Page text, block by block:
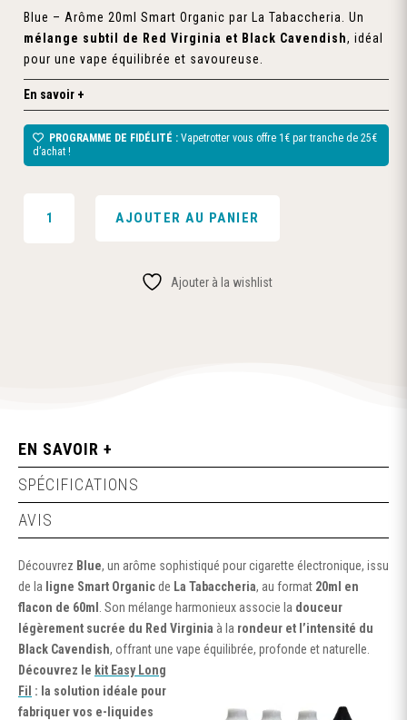
Blue – Arôme 20ml Smart Organic par La Tabaccheria. Un
mélange subtil de Red Virginia et Black Cavendish, idéal
pour une vape équilibrée et savoureuse.
En savoir +
PROGRAMME DE FIDÉLITÉ : Vapetrotter vous offre 1€ par tranche de 25€
d’achat !
AJOUTER AU PANIER
Ajouter à la wishlist
EN SAVOIR +
SPÉCIFICATIONS
AVIS
Découvrez Blue, un arôme sophistiqué pour cigarette électronique, issu
de la ligne Smart Organicde La Tabaccheria, au format 20ml en
flacon de 60ml
. Son mélange harmonieux associe la douceur
légèrement sucrée du Red Virginia à la rondeur et l’intensité du
Black Cavendish, offrant une vape équilibrée, profonde et naturelle.
Découvrez le kit Easy Long
Fil : la solution idéale pour
fabriquer vos e-liquides